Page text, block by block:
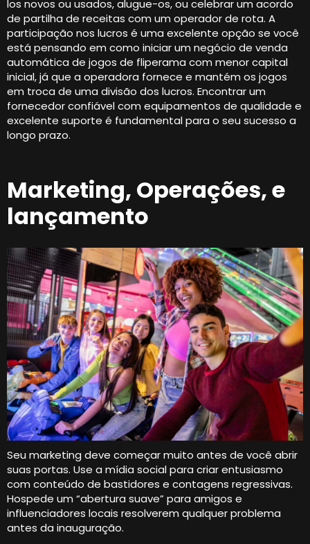
los novos ou usados, alugue-os, ou celebrar um acordo
de partilha de receitas com um operador de rota. A
participação nos lucros é uma excelente opção se você
está pensando em como iniciar um negócio de venda
automática de jogos de fliperama com menor capital
inicial, já que a operadora fornece e mantém os jogos
em troca de uma divisão dos lucros. Encontrar um
fornecedor confiável com equipamentos de qualidade e
excelente suporte é fundamental para o seu sucesso a
longo prazo.
Marketing, Operações, e
lançamento
Seu marketing deve começar muito antes de você abrir
suas portas. Use a mídia social para criar entusiasmo
com conteúdo de bastidores e contagens regressivas.
Hospede um “abertura suave” para amigos e
influenciadores locais resolverem qualquer problema
antes da inauguração.